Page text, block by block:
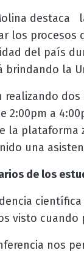
destaca
los procesos
del país
brindando la
realizando
2:00pm a
la plataforma
una
de los
visto
nos